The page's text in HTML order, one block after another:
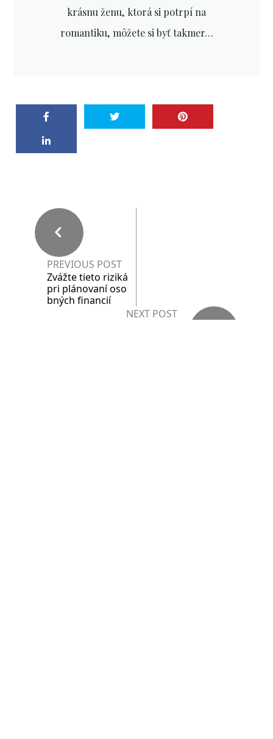
krásnu ženu, ktorá si potrpí na
romantiku, môžete si byť takmer…
PREVIOUS POST
Zvážte tieto riziká
pri plánovaní oso
bných financií
NEXT POST